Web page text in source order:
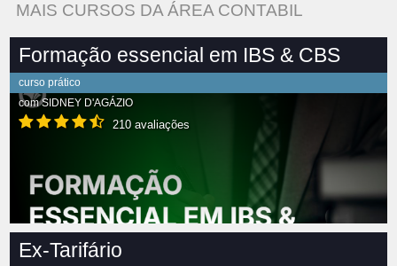
MAIS CURSOS DA ÁREA CONTABIL
Formação essencial em IBS & CBS
curso prático
comSIDNEY D'AGÁZIO
210 avaliações
Ex-Tarifário